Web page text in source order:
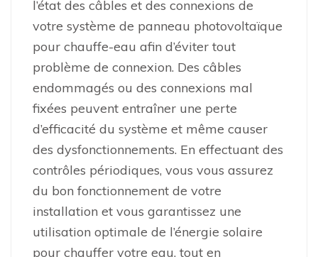
l’état des câbles et des connexions de
votre système de panneau photovoltaïque
pour chauffe-eau afin d’éviter tout
problème de connexion. Des câbles
endommagés ou des connexions mal
fixées peuvent entraîner une perte
d’efficacité du système et même causer
des dysfonctionnements. En effectuant des
contrôles périodiques, vous vous assurez
du bon fonctionnement de votre
installation et vous garantissez une
utilisation optimale de l’énergie solaire
pour chauffer votre eau, tout en